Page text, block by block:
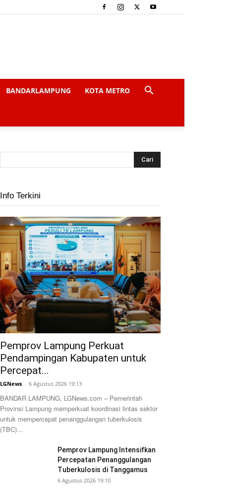
BANDARLAMPUNG KOTA METRO
Info Terkini
Pemprov Lampung Perkuat
Pendampingan Kabupaten untuk
Percepat...
LGNews - 6 Agustus 2026 19:13
BANDAR LAMPUNG, LGNews.com – Pemerintah
Provinsi Lampung memperkuat koordinasi lintas sektor
untuk mempercepat penanggulangan tuberkulosis
(TBC)...
Pemprov Lampung Intensifkan
Percepatan Penanggulangan
Tuberkulosis di Tanggamus
6 Agustus 2026 19:10